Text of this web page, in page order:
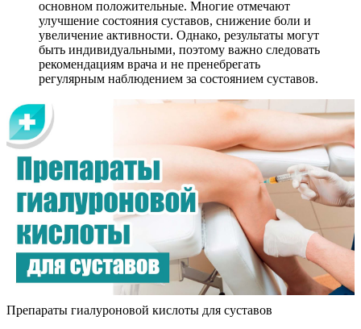
основном положительные. Многие отмечают
улучшение состояния суставов, снижение боли и
увеличение активности. Однако, результаты могут
быть индивидуальными, поэтому важно следовать
рекомендациям врача и не пренебрегать
регулярным наблюдением за состоянием суставов.
Препараты гиалуроновой кислоты для суставов